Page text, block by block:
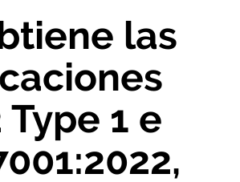
las
Type 1 e